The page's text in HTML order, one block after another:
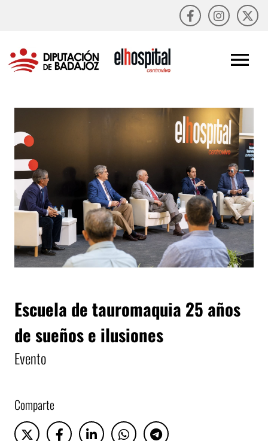
Escuela de tauromaquia 25 años
de sueños e ilusiones
Evento
Comparte